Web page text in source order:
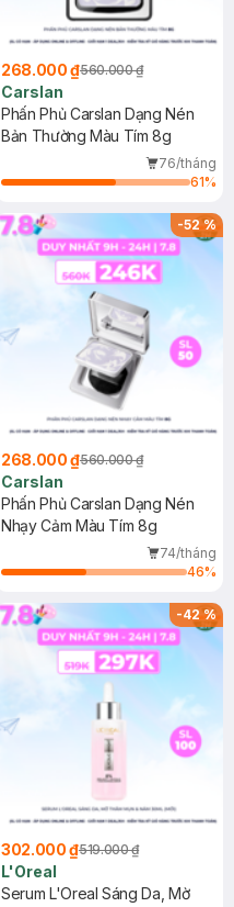
268.000 ₫560.000 ₫
Carslan
Phấn Phủ Carslan Dạng Nén
Bản Thường Màu Tím 8g
76/tháng
61%
-52%
268.000 ₫560.000 ₫
Carslan
Phấn Phủ Carslan Dạng Nén
Nhạy Cảm Màu Tím 8g
74/tháng
46%
-42%
302.000 ₫519.000 ₫
L'Oreal
Serum L'Oreal Sáng Da, Mờ